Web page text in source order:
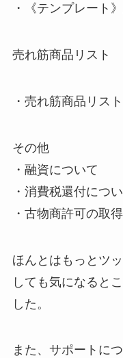
・《テンプレート
売れ筋商品リスト
・売れ筋商品リスト
その他
・融資について
・消費税還付につ
・古物商許可の取
ほんとはもっとツ
しても気になると
した。
また、 サポート に